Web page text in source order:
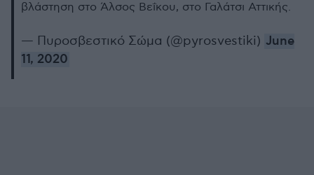
βλάστηση στο Άλσος Βεΐκου, στο Γαλάτσι Αττικής.
— Πυροσβεστικό Σώμα (@pyrosvestiki) June
11, 2020